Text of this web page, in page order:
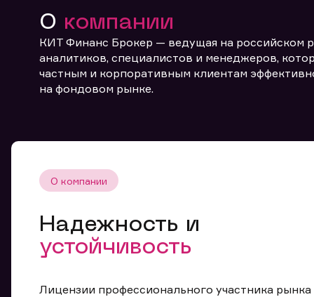
О компании
КИТ Финанс Брокер — ведущая на российском
аналитиков, специалистов и менеджеров,
частным и корпоративным клиентам
на фондовом рынке.
О компании
Надежность и
устойчивость
Лицензии профессионального участника рынка